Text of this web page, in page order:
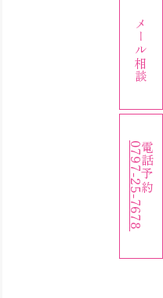
メール相談
電話予約
0797-25-7678